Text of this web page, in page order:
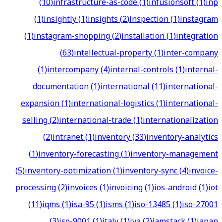
(1)insightly(1)insights(2)inspection(1)instagram
(1)instagram-shopping(2)installation(1)integration
(63)intellectual-property(1)inter-company
(1)intercompany(4)internal-controls(1)internal-
documentation(1)international(11)international-
expansion(1)international-logistics(1)international-
selling(2)international-trade(1)internationalization
(2)intranet(1)inventory(33)inventory-analytics
(1)inventory-forecasting(1)inventory-management
(5)inventory-optimization(1)inventory-sync(4)invoice-
processing(2)invoices(1)invoicing(1)ios-android(1)iot
(11)iqms(1)isa-95(1)isms(1)iso-13485(1)iso-27001